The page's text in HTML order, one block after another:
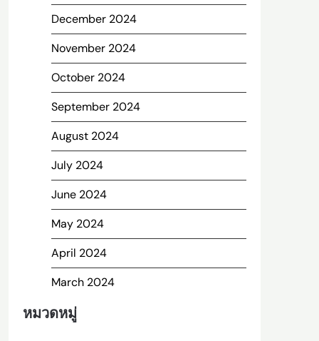
December 2024
November 2024
October 2024
September 2024
August 2024
July 2024
June 2024
May 2024
April 2024
March 2024
หมวดหมู่